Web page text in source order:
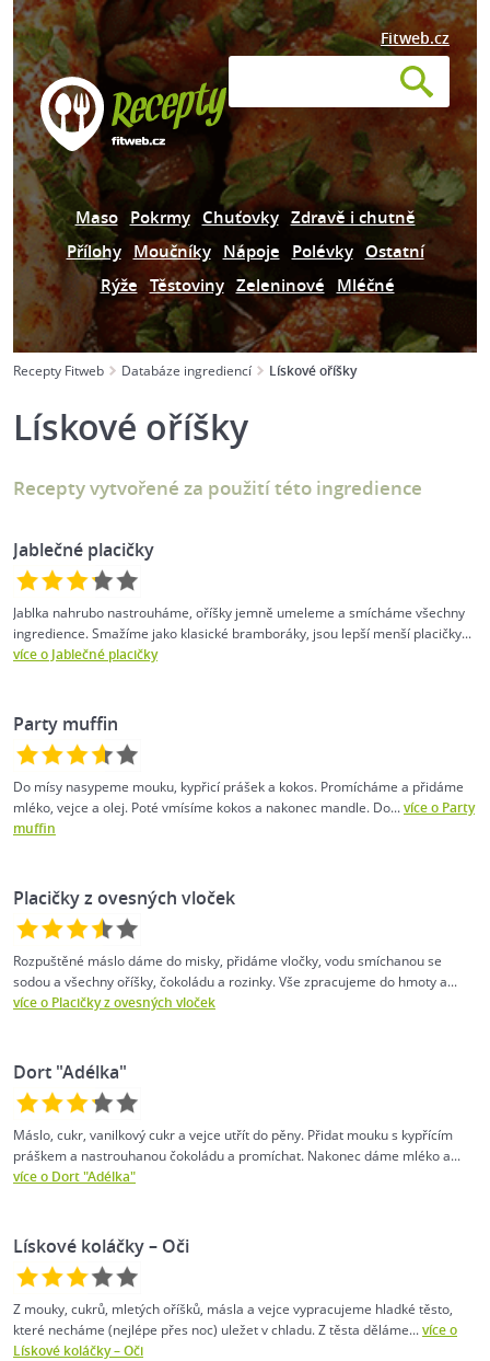
Fitweb.cz
Maso Pokrmy Chuťovky Zdravě i chutně
Přílohy Moučníky Nápoje Polévky Ostatní
Rýže Těstoviny Zeleninové Mléčné
Recepty Fitweb Databáze ingrediencí Lískové oříšky
Lískové oříšky
Recepty vytvořené za použití této ingredience
Jablečné placičky
Jablka nahrubo nastrouháme, oříšky jemně umeleme a smícháme všechny
ingredience. Smažíme jako klasické bramboráky, jsou lepší menší placičky...
více o Jablečné placičky
Party muffin
Do mísy nasypeme mouku, kypřicí prášek a kokos. Promícháme a přidáme
mléko, vejce a olej. Poté vmísíme kokos a nakonec mandle. Do...více o Party
muffin
Placičky z ovesných vloček
Rozpuštěné máslo dáme do misky, přidáme vločky, vodu smíchanou se
sodou a všechny oříšky, čokoládu a rozinky. Vše zpracujeme do hmoty a...
více o Placičky z ovesných vloček
Dort "Adélka"
Máslo, cukr, vanilkový cukr a vejce utřít do pěny. Přidat mouku s kypřícím
práškem a nastrouhanou čokoládu a promíchat. Nakonec dáme mléko a...
více o Dort "Adélka"
Lískové koláčky – Oči
Z mouky, cukrů, mletých oříšků, másla a vejce vypracujeme hladké těsto,
které necháme (nejlépe přes noc) uležet v chladu. Z těsta děláme...více o
Lískové koláčky – Oči